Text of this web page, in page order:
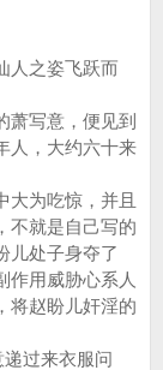
之姿飞跃而
写意，便见到
人，大约六十来
为吃惊，并且
不就是自己写的
儿处子身夺了
作用威胁心系人
将赵盼儿奸淫的
过来衣服问